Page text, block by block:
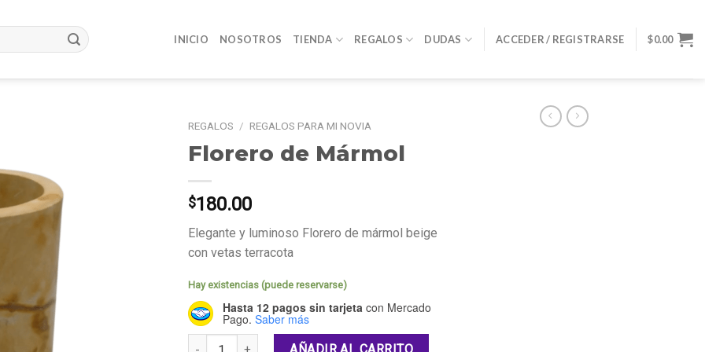
INICIO NOSOTROS TIENDA REGALOS DUDAS ACCEDER / REGISTRARSE $0.00
REGALOS / REGALOS PARA MI NOVIA
Florero de Mármol
$180.00
Elegante y luminoso Florero de mármol beige
con vetas terracota
Hay existencias (puede reservarse)
Hasta 12 pagos sin tarjeta con Mercado
Pago. Saber más
Cantidad